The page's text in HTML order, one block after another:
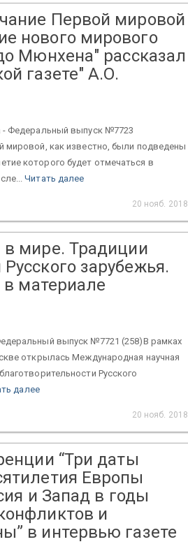
Первой мировой
нового мирового
Мюнхена" рассказал
газете" А.О.
- Федеральный выпуск №7723
мировой, как известно, были подведены
которого будет отмечаться в
Читать далее
20 нояб. 2018
в мире. Традиции
зарубежья.
материале
выпуск №7721 (258)В рамках
открылась Международная научная
Русского
далее
20 нояб. 2018
“Три даты
Европы
и Запад в годы
и
в интервью газете